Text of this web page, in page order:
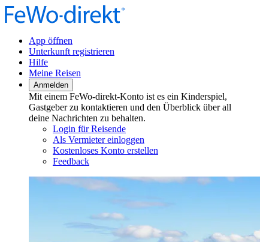
App öffnen
Unterkunft registrieren
Hilfe
Meine Reisen
Anmelden
Mit einem FeWo-direkt-Konto ist es ein Kinderspiel,
Gastgeber zu kontaktieren und den Überblick über all
deine Nachrichten zu behalten.
Login für Reisende
Als Vermieter einloggen
Kostenloses Konto erstellen
Feedback